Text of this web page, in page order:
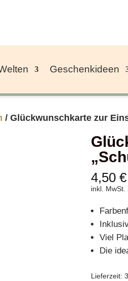
Geschenkideen
/ Glückwunschkarte zur
4,50 €
inkl. MwSt.
Viel
Die
Lieferzeit: